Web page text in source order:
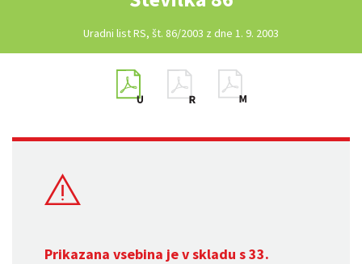
Uradni list RS, št. 86/2003 z dne 1. 9. 2003
Prikazana vsebina je v skladu s 33.